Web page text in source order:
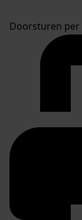
Doorsturen per